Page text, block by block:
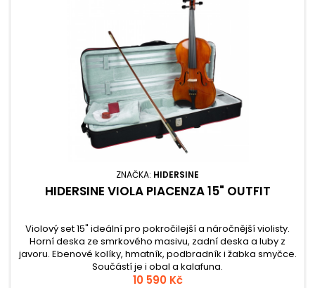
ZNAČKA: HIDERSINE
HIDERSINE VIOLA PIACENZA 15" OUTFIT
Violový set 15" ideální pro pokročilejší a náročnější violisty.
Horní deska ze smrkového masivu, zadní deska a luby z
javoru. Ebenové kolíky, hmatník, podbradník i žabka smyčce.
Součástí je i obal a kalafuna.
10 590 Kč